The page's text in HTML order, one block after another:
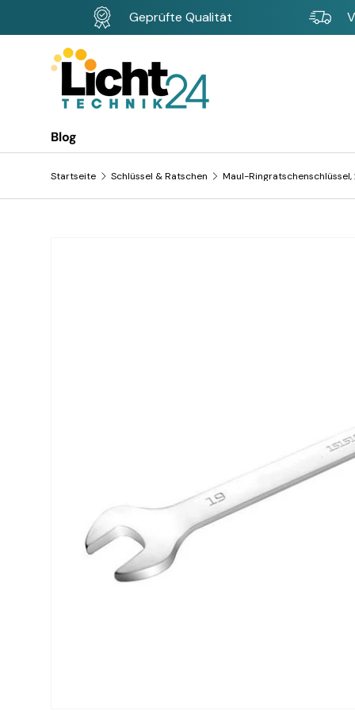
Direkt zum Inhalt
Geprüfte Qualität
Blog
Startseite Schlüssel & Ratschen Maul-Ringratschenschlüssel,